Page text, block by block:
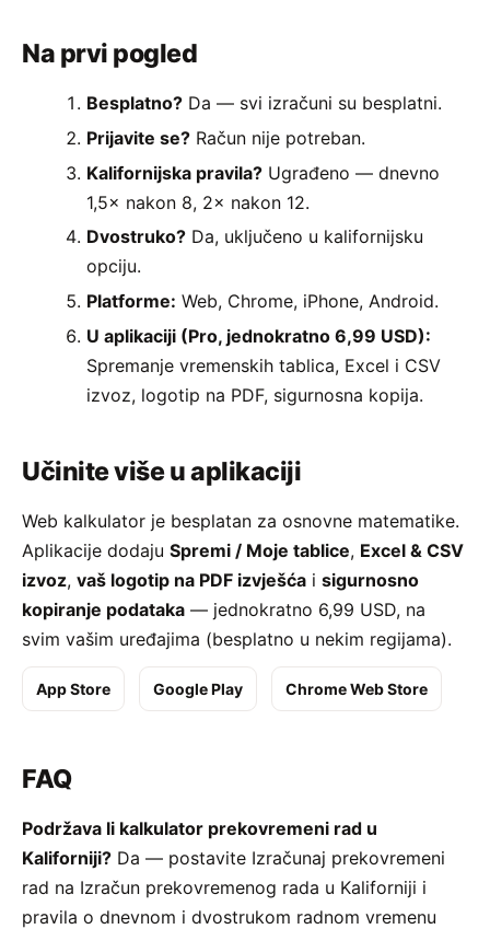
Na prvi pogled
Besplatno? Da — svi izračuni su besplatni.
Prijavite se? Račun nije potreban.
Kalifornijska pravila? Ugrađeno — dnevno
1,5× nakon 8, 2× nakon 12.
Dvostruko? Da, uključeno u kalifornijsku
opciju.
Platforme: Web, Chrome, iPhone, Android.
U aplikaciji (Pro, jednokratno 6,99 USD):
Spremanje vremenskih tablica, Excel i CSV
izvoz, logotip na PDF, sigurnosna kopija.
Učinite više u aplikaciji
Web kalkulator je besplatan za osnovne matematike.
Aplikacije dodaju Spremi / Moje tablice, Excel & CSV
izvoz, vaš logotip na PDF izvješća i sigurnosno
kopiranje podataka — jednokratno 6,99 USD, na
svim vašim uređajima (besplatno u nekim regijama).
App Store Google Play Chrome Web Store
FAQ
Podržava li kalkulator prekovremeni rad u
Kaliforniji? Da — postavite Izračunaj prekovremeni
rad na Izračun prekovremenog rada u Kaliforniji i
pravila o dnevnom i dvostrukom radnom vremenu